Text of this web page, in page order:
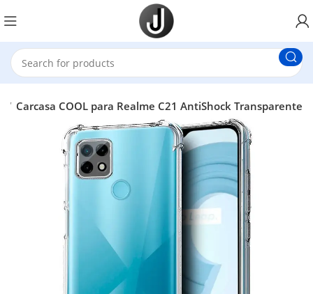
Carcasa COOL para Realme C21 AntiShock Transparente